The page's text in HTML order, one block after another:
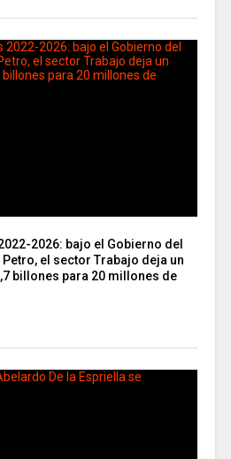
2026: bajo el Gobierno del
el sector Trabajo deja un
billones para 20 millones de